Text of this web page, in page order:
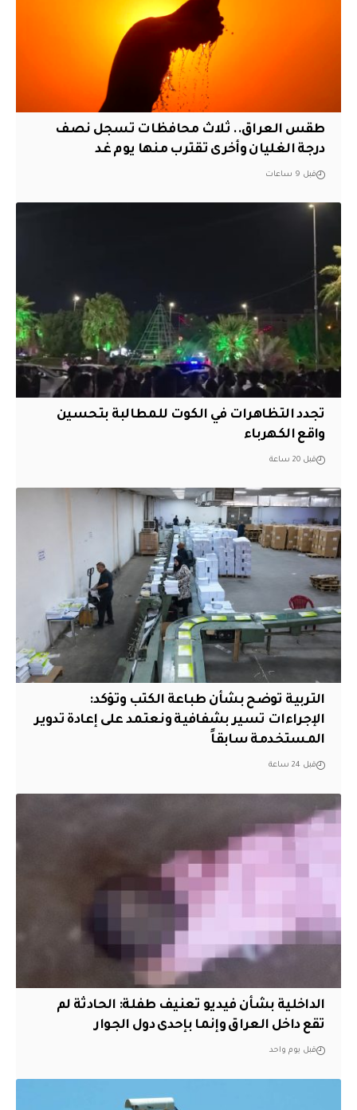
طقس العراق.. ثلاث محافظات تسجل نصف
درجة الغليان وأخرى تقترب منها يوم غد
قبل 9 ساعات
تجدد التظاهرات في الكوت للمطالبة بتحسين
واقع الكهرباء
قبل 20 ساعة
التربية توضح بشأن طباعة الكتب وتؤكد:
الإجراءات تسير بشفافية ونعتمد على إعادة تدوير
المستخدمة سابقاً
قبل 24 ساعة
الداخلية بشأن فيديو تعنيف طفلة: الحادثة لم
تقع داخل العراق وإنما بإحدى دول الجوار
قبل يوم واحد